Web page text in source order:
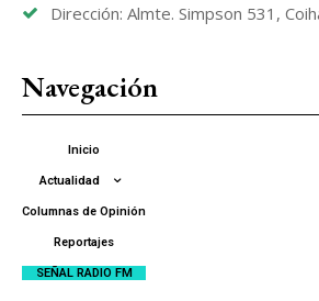
Dirección: Almte. Simpson 531,
Navegación
Inicio
Actualidad
Columnas de Opinión
Reportajes
SEÑAL RADIO FM